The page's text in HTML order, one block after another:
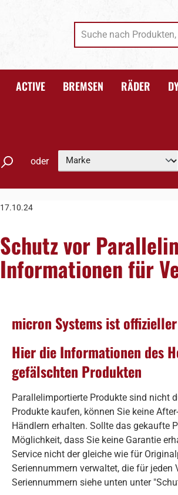
ACTIVE BREMSEN RÄDER
oder
17.10.24
Schutz vor
Informationen für
micron Systems ist offizieller
Hier die Informationen des
gefälschten Produkten
Parallelimportierte Produkte sind nicht
Produkte kaufen, können Sie keine
Händlern erhalten. Sollte das gekaufte
Möglichkeit, dass Sie keine Garantie
Service nicht der gleiche wie für
Seriennummern verwaltet, die für
Seriennummern siehe unten unter